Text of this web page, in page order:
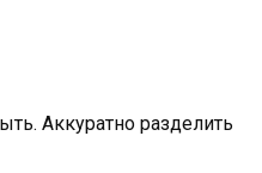
Аккуратно разделить